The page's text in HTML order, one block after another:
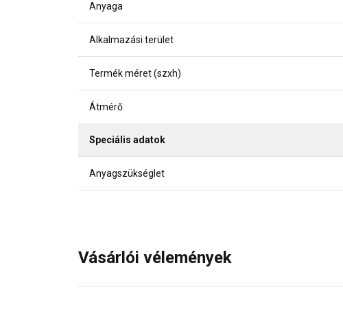
Anyaga
Alkalmazási terület
Termék méret (szxh)
Átmérő
Speciális adatok
Anyagszükséglet
Vásárlói vélemények